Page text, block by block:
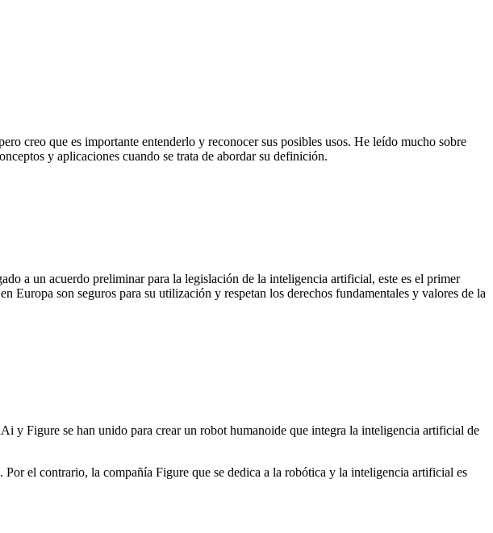
creo que es importante entenderlo y reconocer sus posibles usos. He leído mucho sobre
y aplicaciones cuando se trata de abordar su definición.
a un acuerdo preliminar para la legislación de la inteligencia artificial, este es el primer
son seguros para su utilización y respetan los derechos fundamentales y valores de la
y Figure se han unido para crear un robot humanoide que integra la inteligencia artificial de
el contrario, la compañía Figure que se dedica a la robótica y la inteligencia artificial es